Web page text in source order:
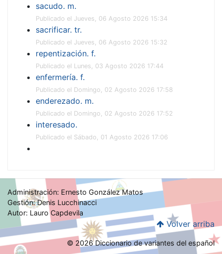
sacudo. m.
Publicado el Jueves, 06 Agosto 2026 15:34
sacrificar. tr.
Publicado el Jueves, 06 Agosto 2026 15:32
repentización. f.
Publicado el Lunes, 03 Agosto 2026 17:44
enfermería. f.
Publicado el Domingo, 02 Agosto 2026 17:58
enderezado. m.
Publicado el Domingo, 02 Agosto 2026 17:52
interesado.
Publicado el Sábado, 01 Agosto 2026 17:06
Administración: Ernesto González Matos
Gestión: Denis Lucchinacci
Autor: Lauro Capdevila
Volver arriba
© 2026 Diccionario de variantes del español